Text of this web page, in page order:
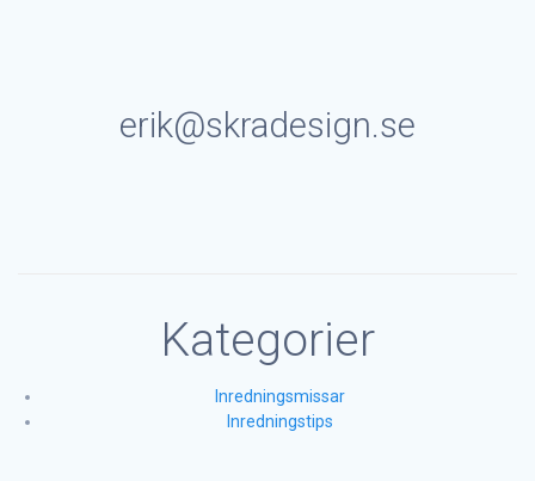
erik@skradesign.se
Kategorier
Inredningsmissar
Inredningstips